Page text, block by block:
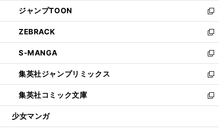
く
で
開
く
ド
ウ
で
開
く
ィ
ン
ド
ウ
で
開
く
し
い
ウ
ィ
ン
ド
ウ
で
開
く
ジャンプTOON
新
し
い
ウ
ィ
ン
ド
ウ
で
開
ZEBRACK
新
し
い
ウ
ィ
ン
ド
ウ
開
S-MANGA
新
し
い
ウ
ィ
ン
ウ
集英社ジャンプリミックス
新
し
い
ウ
ン
集英社コミック文庫
新
し
ウ
少女マンガ